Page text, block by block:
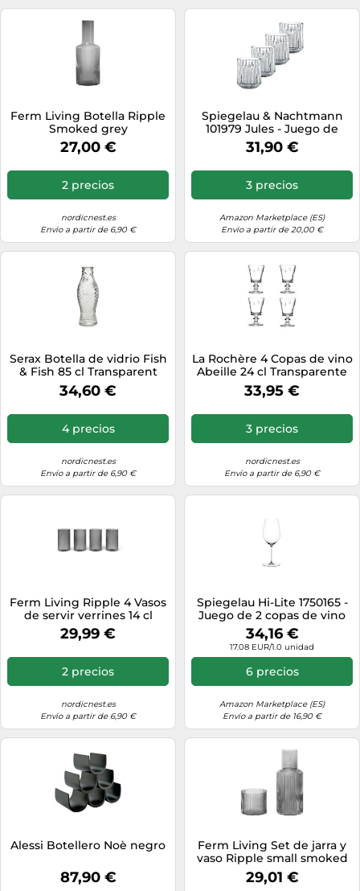
Ferm Living Botella Ripple
Smoked grey
27,00 €
2 precios
nordicnest.es
Envío a partir de 6,90 €
Spiegelau & Nachtmann
101979 Jules - Juego de
vasos (305 ml)
31,90 €
3 precios
Amazon Marketplace (ES)
Envío a partir de 20,00 €
Serax Botella de vidrio Fish
& Fish 85 cl Transparent
34,60 €
4 precios
nordicnest.es
Envío a partir de 6,90 €
La Rochère 4 Copas de vino
Abeille 24 cl Transparente
33,95 €
3 precios
nordicnest.es
Envío a partir de 6,90 €
Ferm Living Ripple 4 Vasos
de servir verrines 14 cl
Smoked grey
29,99 €
2 precios
nordicnest.es
Envío a partir de 6,90 €
Spiegelau Hi-Lite 1750165 -
Juego de 2 copas de vino
(650 ml)
34,16 €
17.08 EUR/1.0 unidad
6 precios
Amazon Marketplace (ES)
Envío a partir de 16,90 €
Alessi Botellero Noè negro
87,90 €
Ferm Living Set de jarra y
vaso Ripple small smoked
grey
29,01 €